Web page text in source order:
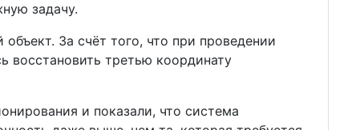
задачу.
За счёт того, что при проведении
восстановить третью координату
и показали, что система